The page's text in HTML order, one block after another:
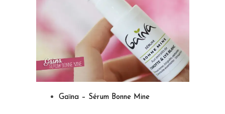
Gaïna – Sérum Bonne Mine